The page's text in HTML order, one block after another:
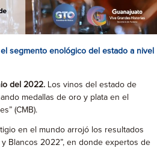
el segmento enológico del estado a nivel
del 2022. Los vinos del estado de
medallas de oro y plata en el
(CMB).
en el mundo arrojó los resultados
Blancos 2022”, en donde expertos de